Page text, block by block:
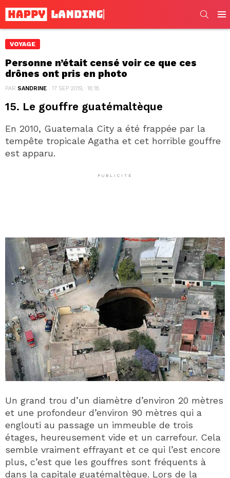
VOYAGE
Personne n’était censé voir ce que ces
drônes ont pris en photo
PAR SANDRINE 17 SEP 2019, · 18:18
15. Le gouffre guatémaltèque
En 2010, Guatemala City a été frappée par la
tempête tropicale Agatha et cet horrible gouffre
est apparu.
PUBLICITÉ
Un grand trou d’un diamètre d’environ 20 mètres
et une profondeur d’environ 90 mètres qui a
englouti au passage un immeuble de trois
étages, heureusement vide et un carrefour. Cela
semble vraiment effrayant et ce qui l’est encore
plus, c’est que les gouffres sont fréquents à
dans la capitale guatémaltèque. Lors de la